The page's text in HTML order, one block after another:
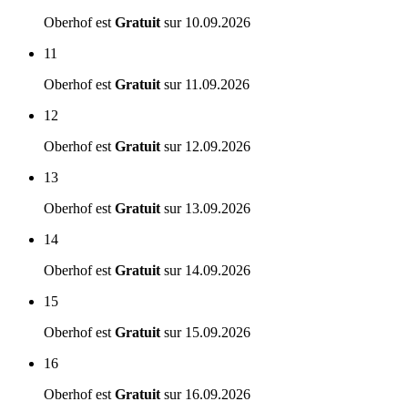
Oberhof est Gratuit sur 10.09.2026
11
Oberhof est Gratuit sur 11.09.2026
12
Oberhof est Gratuit sur 12.09.2026
13
Oberhof est Gratuit sur 13.09.2026
14
Oberhof est Gratuit sur 14.09.2026
15
Oberhof est Gratuit sur 15.09.2026
16
Oberhof est Gratuit sur 16.09.2026